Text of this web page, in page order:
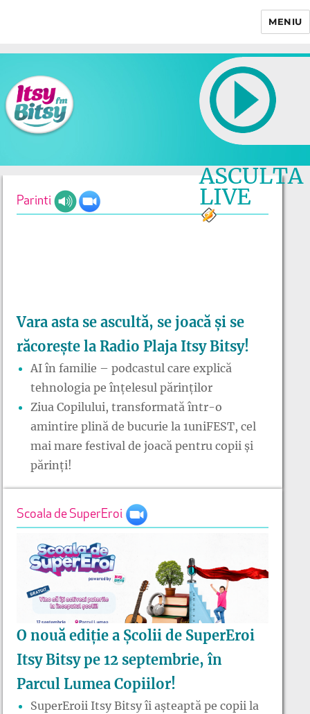
MENIU
ASCULTA
LIVE
Parinti
Vara asta se ascultă, se joacă și se
răcorește la Radio Plaja Itsy Bitsy!
AI în familie – podcastul care explică
tehnologia pe înțelesul părinților
Ziua Copilului, transformată într-o
amintire plină de bucurie la 1uniFEST, cel
mai mare festival de joacă pentru copii și
părinți!
Scoala de SuperEroi
O nouă ediție a Școlii de SuperEroi
Itsy Bitsy pe 12 septembrie, în
Parcul Lumea Copiilor!
SuperEroii Itsy Bitsy îi așteaptă pe copii la